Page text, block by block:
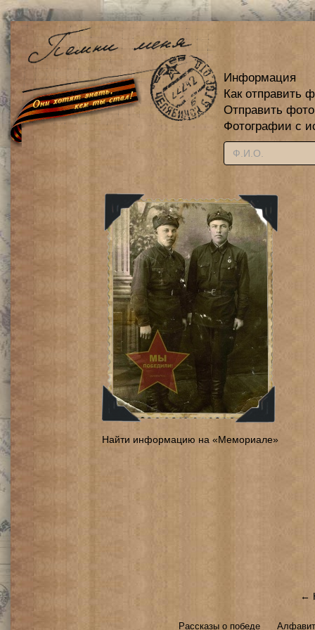
Информация
Как отправить
Отправить
Фотографии с
Найти информацию на «Мемориале»
←
Рассказы о победе